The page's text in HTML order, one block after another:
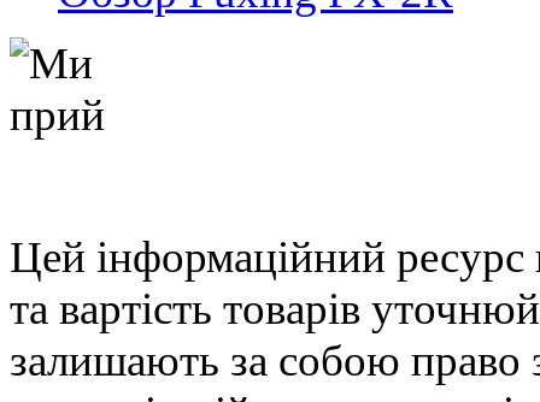
Цей інформаційний
та вартість товарів
залишають за собою право